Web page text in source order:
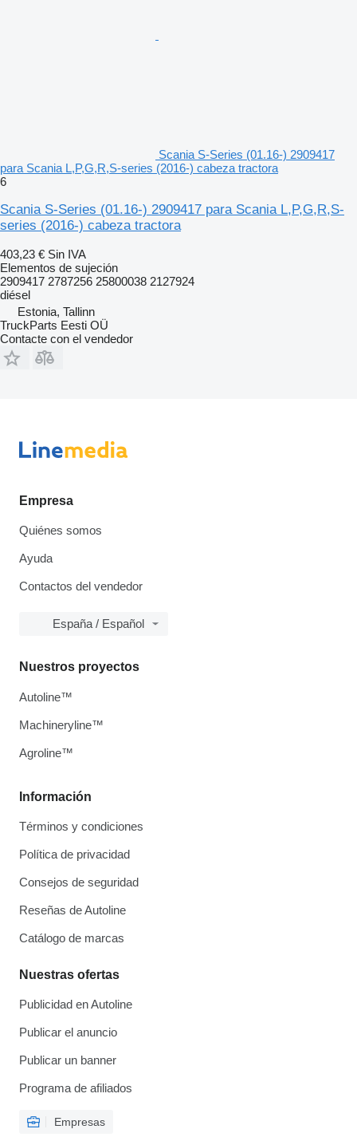
Scania S-Series (01.16-) 2909417
para Scania L,P,G,R,S-series (2016-) cabeza tractora
6
Scania S-Series (01.16-) 2909417 para Scania L,P,G,R,S-
series (2016-) cabeza tractora
403,23 € Sin IVA
Elementos de sujeción
2909417 2787256 25800038 2127924
diésel
Estonia, Tallinn
TruckParts Eesti OÜ
Contacte con el vendedor
Empresa
Quiénes somos
Ayuda
Contactos del vendedor
España / Español
Información
Términos y condiciones
Política de privacidad
Consejos de seguridad
Reseñas de Autoline
Catálogo de marcas
Nuestras ofertas
Publicidad en Autoline
Publicar el anuncio
Publicar un banner
Programa de afiliados
Empresas
Nuestros proyectos
Autoline™
Machineryline™
Agroline™